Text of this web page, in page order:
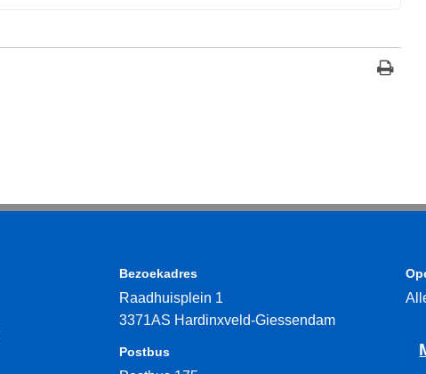
Bezoekadres
Raadhuisplein 1
3371AS Hardinxveld-Giessendam
Postbus